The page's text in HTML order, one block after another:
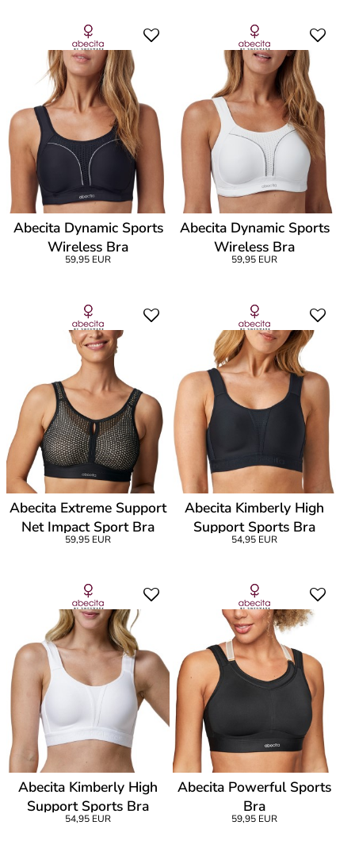
Abecita Dynamic Sports
Wireless Bra
59,95 EUR
Abecita Dynamic Sports
Wireless Bra
59,95 EUR
Abecita Extreme Support
Net Impact Sport Bra
59,95 EUR
Abecita Kimberly High
Support Sports Bra
54,95 EUR
Abecita Kimberly High
Support Sports Bra
54,95 EUR
Abecita Powerful Sports
Bra
59,95 EUR